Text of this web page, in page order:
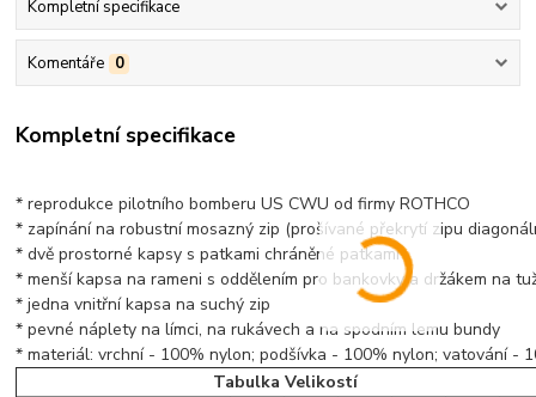
Kompletní specifikace
Komentáře 0
Kompletní specifikace
* reprodukce pilotního bomberu US CWU od firmy ROTHCO
* zapínání na robustní mosazný zip (prošívané překrytí zipu
* dvě prostorné kapsy s patkami chráněné patkami
* menší kapsa na rameni s oddělením pro bankovky a držákem na
* jedna vnitřní kapsa na suchý zip
* pevné náplety na límci, na rukávech a na spodním lemu bundy
* materiál: vrchní - 100% nylon; podšívka - 100% nylon; vatování -
Tabulka Velikostí